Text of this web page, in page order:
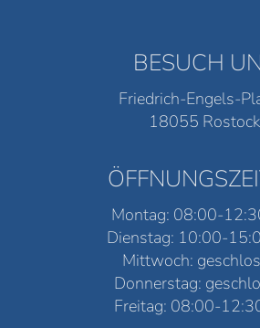
BESUCH
Friedrich-Engels-
18055 Rostock
Montag: 08:00-
Dienstag: 10:00-
Mittwoch:
Donnerstag:
Freitag: 08:00-